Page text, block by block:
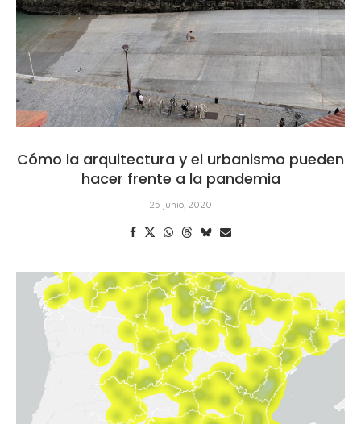
Cómo la arquitectura y el urbanismo pueden
hacer frente a la pandemia
25 junio, 2020